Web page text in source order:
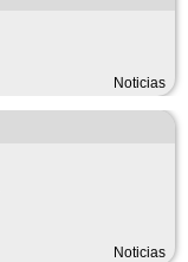
Noticias
Noticias